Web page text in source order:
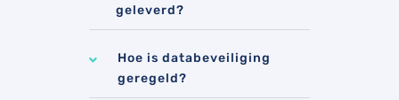
geleverd?
Hoe is databeveiliging
geregeld?